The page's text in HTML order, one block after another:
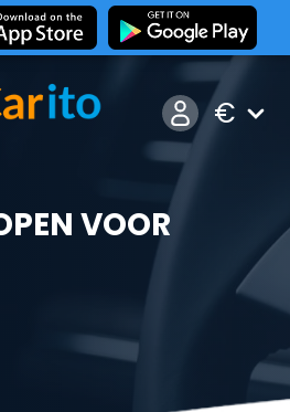
€
VOOR